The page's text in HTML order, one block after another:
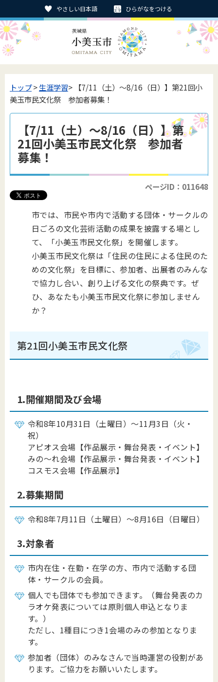
やさしい日本語 ひらがなをつける
トップ>生涯学習> 【7/11（土）～8/16（日）】第21回小
美玉市民文化祭 参加者募集！
【7/11（土）～8/16（日）】第
21回小美玉市民文化祭 参加者
募集！
ページID：011648
市では、市民や市内で活動する団体・サークルの
日ごろの文化芸術活動の成果を披露する場とし
て、「小美玉市民文化祭」を開催します。
小美玉市民文化祭は「住民の住民による住民のた
めの文化祭」を目標に、参加者、出展者のみんな
で協力し合い、創り上げる文化の祭典です。 ぜ
ひ、あなたも小美玉市民文化祭に参加しません
か？
第21回小美玉市民文化祭
1.開催期間及び会場
令和8年10月31日（土曜日）～11月3日（火・
祝）
アピオス会場【作品展示・舞台発表・イベント】
みの～れ会場【作品展示・舞台発表・イベント】
コスモス会場【作品展示】
2.募集期間
令和8年7月11日（土曜日）～8月16日（日曜日）
3.対象者
市内在住・在勤・在学の方、市内で活動する団
体・サークルの会員。
個人でも団体でも参加できます。（舞台発表のカ
ラオケ発表については原則個人申込となりま
す。）
ただし、1種目につき1会場のみの参加となりま
す。
参加者（団体）のみなさんで当時運営の役割があ
ります。ご協力をお願いいたします。